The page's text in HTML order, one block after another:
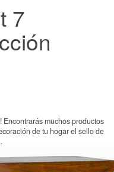
7
Encontrarás muchos productos
de tu hogar el sello de